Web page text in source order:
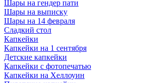
Шары на гендер пати
Шары на выписку
Шары на 14 февраля
Сладкий стол
Капкейки
Капкейки на 1 сентября
Детские капкейки
Капкейки с фотопечатью
Капкейки на Хеллоуин